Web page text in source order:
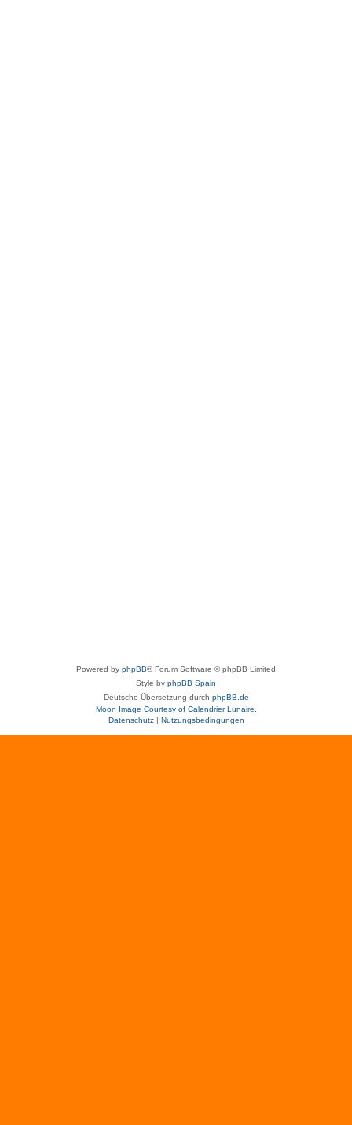
Powered by phpBB® Forum Software © phpBB Limited
Style by phpBB Spain
Deutsche Übersetzung durch phpBB.de
Moon Image Courtesy of Calendrier Lunaire.
Datenschutz| Nutzungsbedingungen